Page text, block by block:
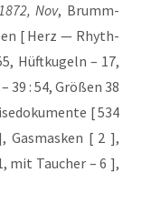
Nov, Brumm­
[ Herz — Rhyth­
Hüft­ku­geln – 17,
39 : 54, Grö­ßen 38
[ 534
Gas­mas­ken [ 2 ],
mit Tau­cher – 6 ],